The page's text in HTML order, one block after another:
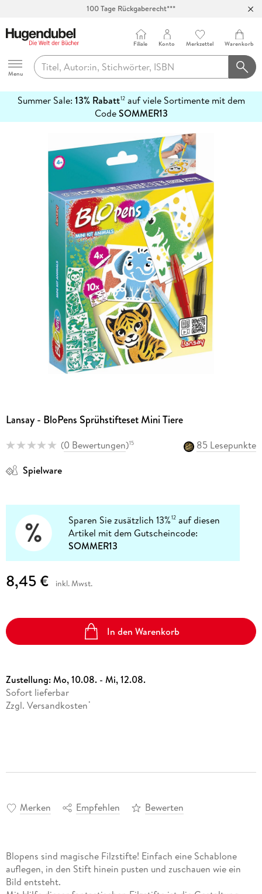
100 Tage Rückgaberecht***
Hugendubel
Menu
Filiale Konto Merkzettel Warenkorb
Summer Sale: 13% Rabatt12auf viele Sortimente mit dem
CodeSOMMER13
erfahren
Lansay - BloPens Sprühstifteset Mini Tiere
(0 Bewertungen)15
85 Lesepunkte
Spielware
Sparen Sie zusätzlich 13%12 auf diesen
Artikel mit dem Gutscheincode:
SOMMER13
8,45 € inkl. Mwst.
In den Warenkorb
Zustellung:Mo, 10.08. - Mi, 12.08.
Sofort lieferbar
Zzgl. Versandkosten *
Merken Empfehlen Bewerten
Blopens sind magische Filzstifte! Einfach eine Schablone
auflegen, in den Stift hinein pusten und zuschauen wie ein
Bild entsteht.